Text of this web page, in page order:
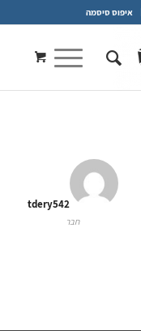
איפוס סיסמה
tdery542
חבר